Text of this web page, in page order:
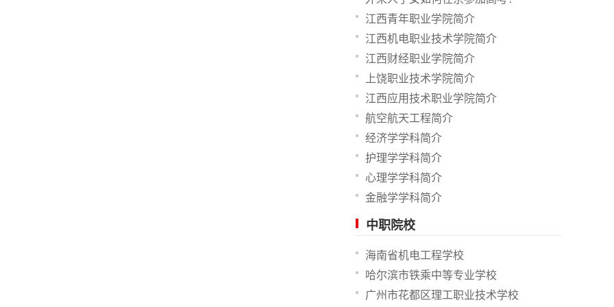
江西青年职业学院简介
江西机电职业技术学院简介
江西财经职业学院简介
上饶职业技术学院简介
江西应用技术职业学院简介
航空航天工程简介
经济学学科简介
护理学学科简介
心理学学科简介
金融学学科简介
中职院校
海南省机电工程学校
哈尔滨市铁乘中等专业学校
广州市花都区理工职业技术学校